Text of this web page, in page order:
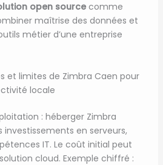
open sourcecomme
maîtrise des données et
métier d’une entreprise
et limites de Zimbra Caen pour
locale
: héberger Zimbra
en serveurs,
IT. Le coût initial peut
cloud. Exemple chiffré :